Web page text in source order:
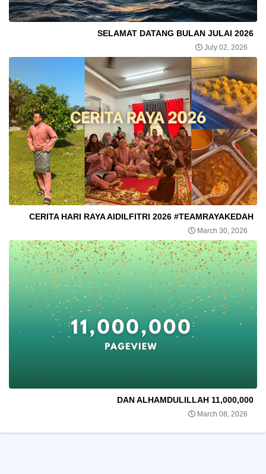
SELAMAT DATANG BULAN JULAI 2026
July 02, 2026
CERITA HARI RAYA AIDILFITRI 2026 #TEAMRAYAKEDAH
March 30, 2026
11,000,000 DAN ALHAMDULILLAH
March 08, 2026